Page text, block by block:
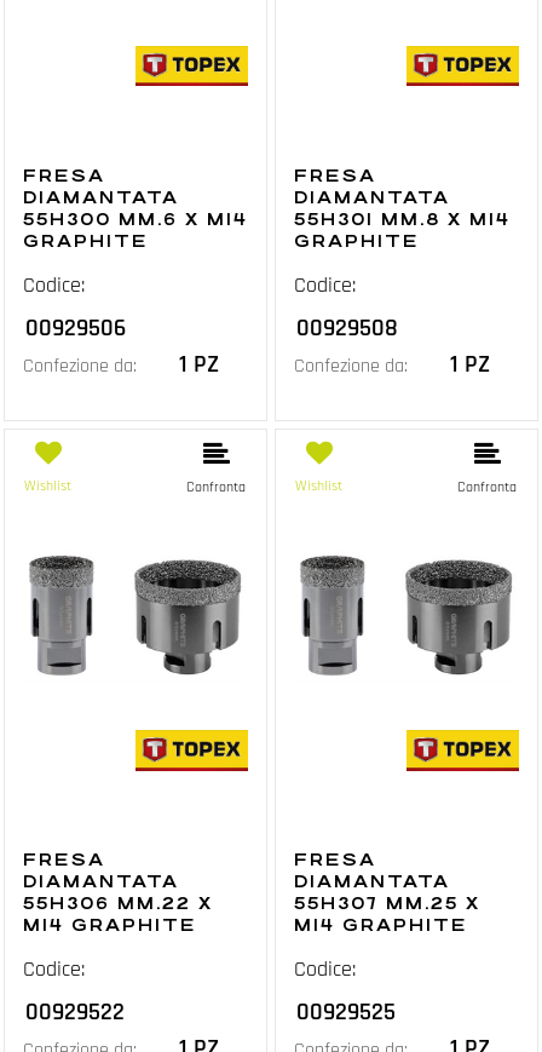
FRESA
DIAMANTATA
55H300 MM.6 X M14
GRAPHITE
Codice:
00929506
Confezione da: 1 PZ
FRESA
DIAMANTATA
55H301 MM.8 X M14
GRAPHITE
Codice:
00929508
Confezione da: 1 PZ
Wishlist Confronta
FRESA
DIAMANTATA
55H306 MM.22 X
M14 GRAPHITE
Codice:
00929522
Wishlist Confronta
FRESA
DIAMANTATA
55H307 MM.25 X
M14 GRAPHITE
Codice:
00929525